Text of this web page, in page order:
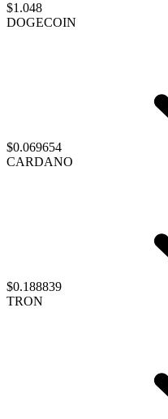
$1.048
DOGECOIN
$0.069654
CARDANO
$0.188839
TRON